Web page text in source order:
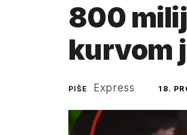
800
kurvom
PIŠE Express 18.